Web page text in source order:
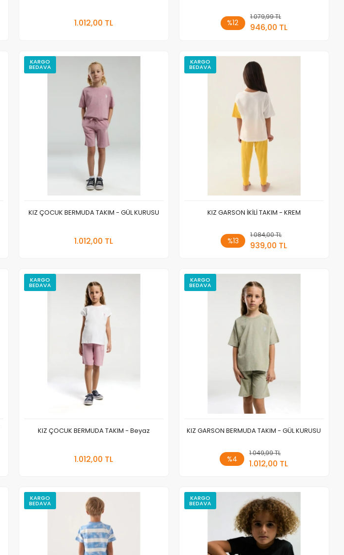
1.012,00 TL %12
1.079,99 TL
946,00 TL
Sepete Ekle
KARGO
BEDAVA
KIZ ÇOCUK BERMUDA TAKIM - GÜL KURUSU
1.012,00 TL
KARGO
BEDAVA
KIZ GARSON İKİLİ TAKIM - KREM
%13
1.084,00 TL
939,00 TL
Sepete Ekle
KARGO
BEDAVA
KIZ ÇOCUK BERMUDA TAKIM - Beyaz
1.012,00 TL
KARGO
BEDAVA
KIZ GARSON BERMUDA TAKIM - GÜL KURUSU
%4
1.049,99 TL
1.012,00 TL
Sepete Ekle
KARGO
BEDAVA
KARGO
BEDAVA